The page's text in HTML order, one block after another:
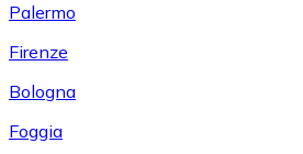
Palermo
Firenze
Bologna
Foggia